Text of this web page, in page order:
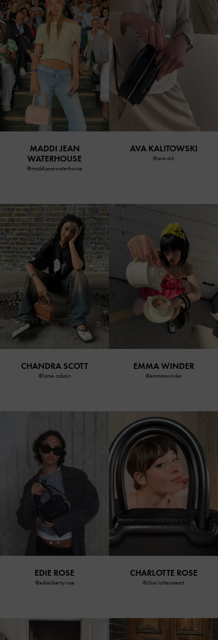
MADDI JEAN
WATERHOUSE
@maddijeanwaterhouse
AVA KALITOWSKI
@ava.ark
CHANDRA SCOTT
@lame.cobain
EMMA WINDER
@emmaxwinder
EDIE ROSE
@edielibertyrose
CHARLOTTE ROSE
@char.lotteroseart